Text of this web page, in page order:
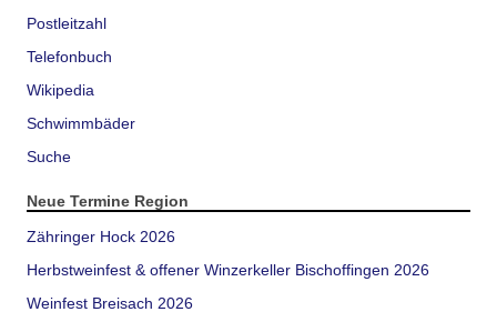
Postleitzahl
Telefonbuch
Wikipedia
Schwimmbäder
Suche
Neue Termine Region
Zähringer Hock 2026
Herbstweinfest & offener Winzerkeller Bischoffingen 2026
Weinfest Breisach 2026